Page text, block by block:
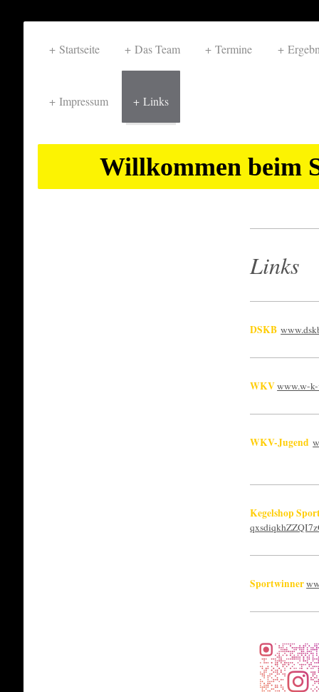
Startseite Das Team Termine
Impressum Links
Willkommen beim
Links
DSKB
WKVwww.w-
WKV-Jugend
Kegelshop
Sportwinner